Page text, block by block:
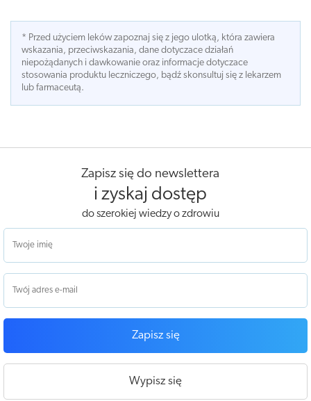
* Przed użyciem leków zapoznaj się z jego ulotką, która zawiera
wskazania, przeciwskazania, dane dotyczace działań
niepożądanych i dawkowanie oraz informacje dotyczace
stosowania produktu leczniczego, bądź skonsultuj się z lekarzem
lub farmaceutą.
Zapisz się do newslettera
i zyskaj dostęp
do szerokiej wiedzy o zdrowiu
Zapisz się
Wypisz się